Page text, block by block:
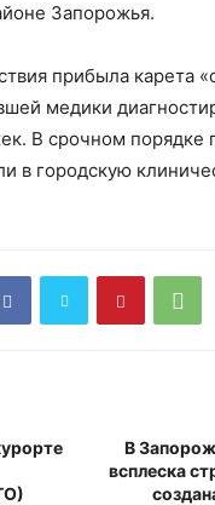
Запорожья.
прибыла карета
медики
В срочном порядке
в городскую
В
всплеска